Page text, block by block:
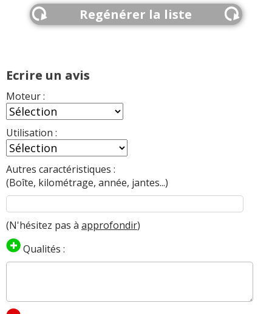
Regénérer la liste
Ecrire un avis
Moteur :
Utilisation :
Autres caractéristiques :
(Boîte, kilométrage, année, jantes...)
(N'hésitez pas à approfondir)
Qualités :